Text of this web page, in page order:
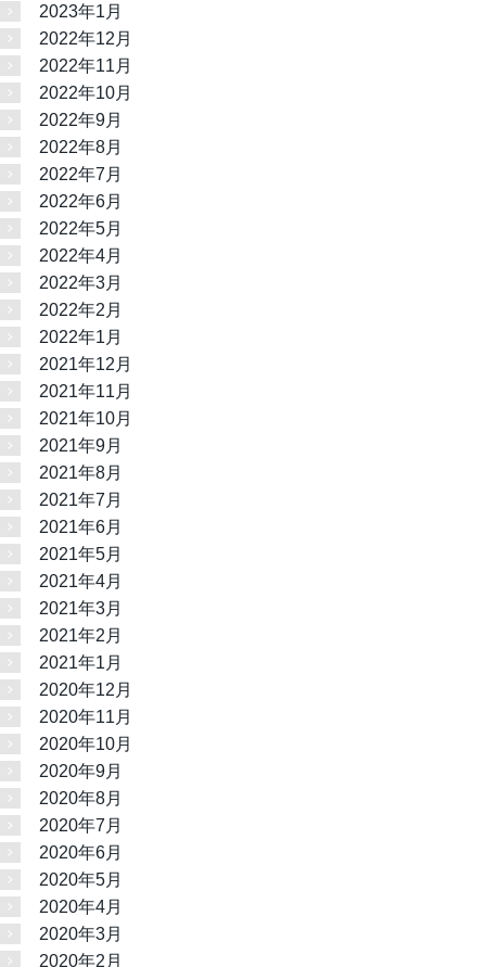
2023年1月
2022年12月
2022年11月
2022年10月
2022年9月
2022年8月
2022年7月
2022年6月
2022年5月
2022年4月
2022年3月
2022年2月
2022年1月
2021年12月
2021年11月
2021年10月
2021年9月
2021年8月
2021年7月
2021年6月
2021年5月
2021年4月
2021年3月
2021年2月
2021年1月
2020年12月
2020年11月
2020年10月
2020年9月
2020年8月
2020年7月
2020年6月
2020年5月
2020年4月
2020年3月
2020年2月